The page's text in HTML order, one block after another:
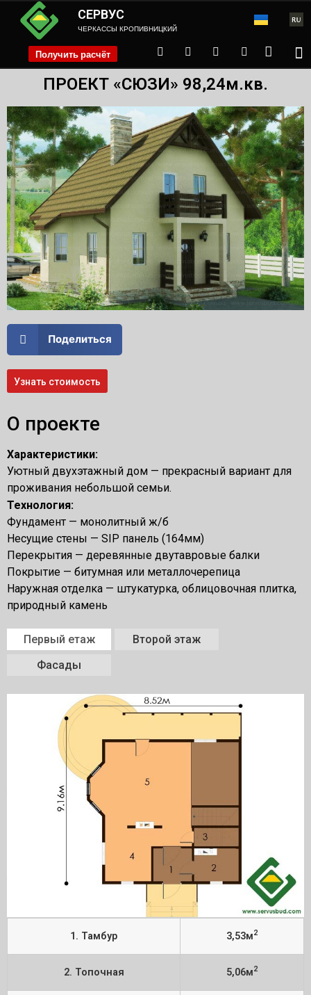
СЕРВУС
ЧЕРКАССЫ КРОПИВНИЦКИЙ
Получить расчёт phone
ПРОЕКТ «СЮЗИ» 98,24м.кв.
Поделиться
Узнать стоимость
О проекте
Характеристики:
Уютный двухэтажный дом — прекрасный вариант для
проживания небольшой семьи.
Технология:
Фундамент — монолитный ж/б
Несущие стены — SIP панель (164мм)
Перекрытия — деревянные двутавровые балки
Покрытие — битумная или металлочерепица
Наружная отделка — штукатурка, облицовочная плитка,
природный камень
Первый етаж
Второй этаж
Фасады
1. Тамбур 3,53м2
2. Топочная 5,06м2